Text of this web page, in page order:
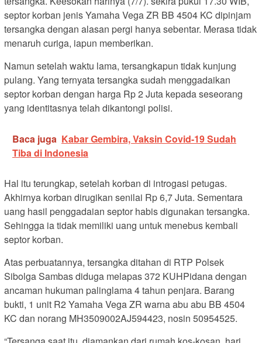
septor korban jenis Yamaha Vega ZR BB 4504 KC dipinjam
tersangka dengan alasan pergi hanya sebentar. Merasa tidak
menaruh curiga, iapun memberikan.
Namun setelah waktu lama, tersangkapun tidak kunjung
pulang. Yang ternyata tersangka sudah menggadaikan
septor korban dengan harga Rp 2 Juta kepada seseorang
yang identitasnya telah dikantongi polisi.
Baca juga Kabar Gembira, Vaksin Covid-19 Sudah
Tiba di Indonesia
Hal itu terungkap, setelah korban di introgasi petugas.
Akhirnya korban dirugikan senilai Rp 6,7 Juta. Sementara
uang hasil penggadaian septor habis digunakan tersangka.
Sehingga ia tidak memiliki uang untuk menebus kembali
septor korban.
Atas perbuatannya, tersangka ditahan di RTP Polsek
Sibolga Sambas diduga melapas 372 KUHPidana dengan
ancaman hukuman palinglama 4 tahun penjara. Barang
bukti, 1 unit R2 Yamaha Vega ZR warna abu abu BB 4504
KC dan norang MH3509002AJ594423, nosin 50954525.